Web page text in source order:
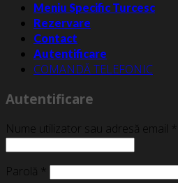
Meniu Specific Turcesc
Rezervare
Contact
Autentificare
COMANDĂ TELEFONIC
Autentificare
Nume utilizator sau adresă email *
Parolă *